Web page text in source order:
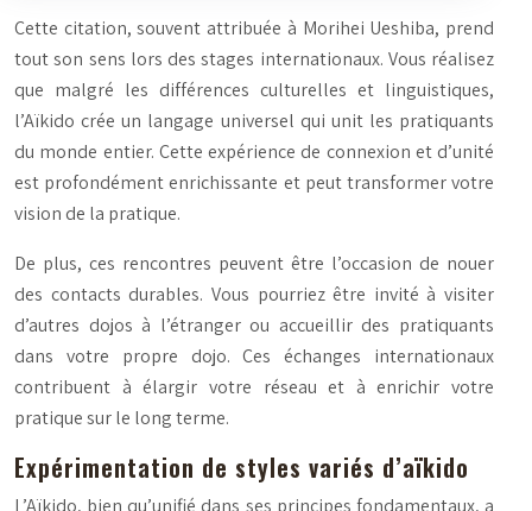
Cette citation, souvent attribuée à Morihei Ueshiba, prend
tout son sens lors des stages internationaux. Vous réalisez
que malgré les différences culturelles et linguistiques,
l’Aïkido crée un langage universel qui unit les pratiquants
du monde entier. Cette expérience de connexion et d’unité
est profondément enrichissante et peut transformer votre
vision de la pratique.
De plus, ces rencontres peuvent être l’occasion de nouer
des contacts durables. Vous pourriez être invité à visiter
d’autres dojos à l’étranger ou accueillir des pratiquants
dans votre propre dojo. Ces échanges internationaux
contribuent à élargir votre réseau et à enrichir votre
pratique sur le long terme.
Expérimentation de styles variés d’aïkido
L’Aïkido, bien qu’unifié dans ses principes fondamentaux, a